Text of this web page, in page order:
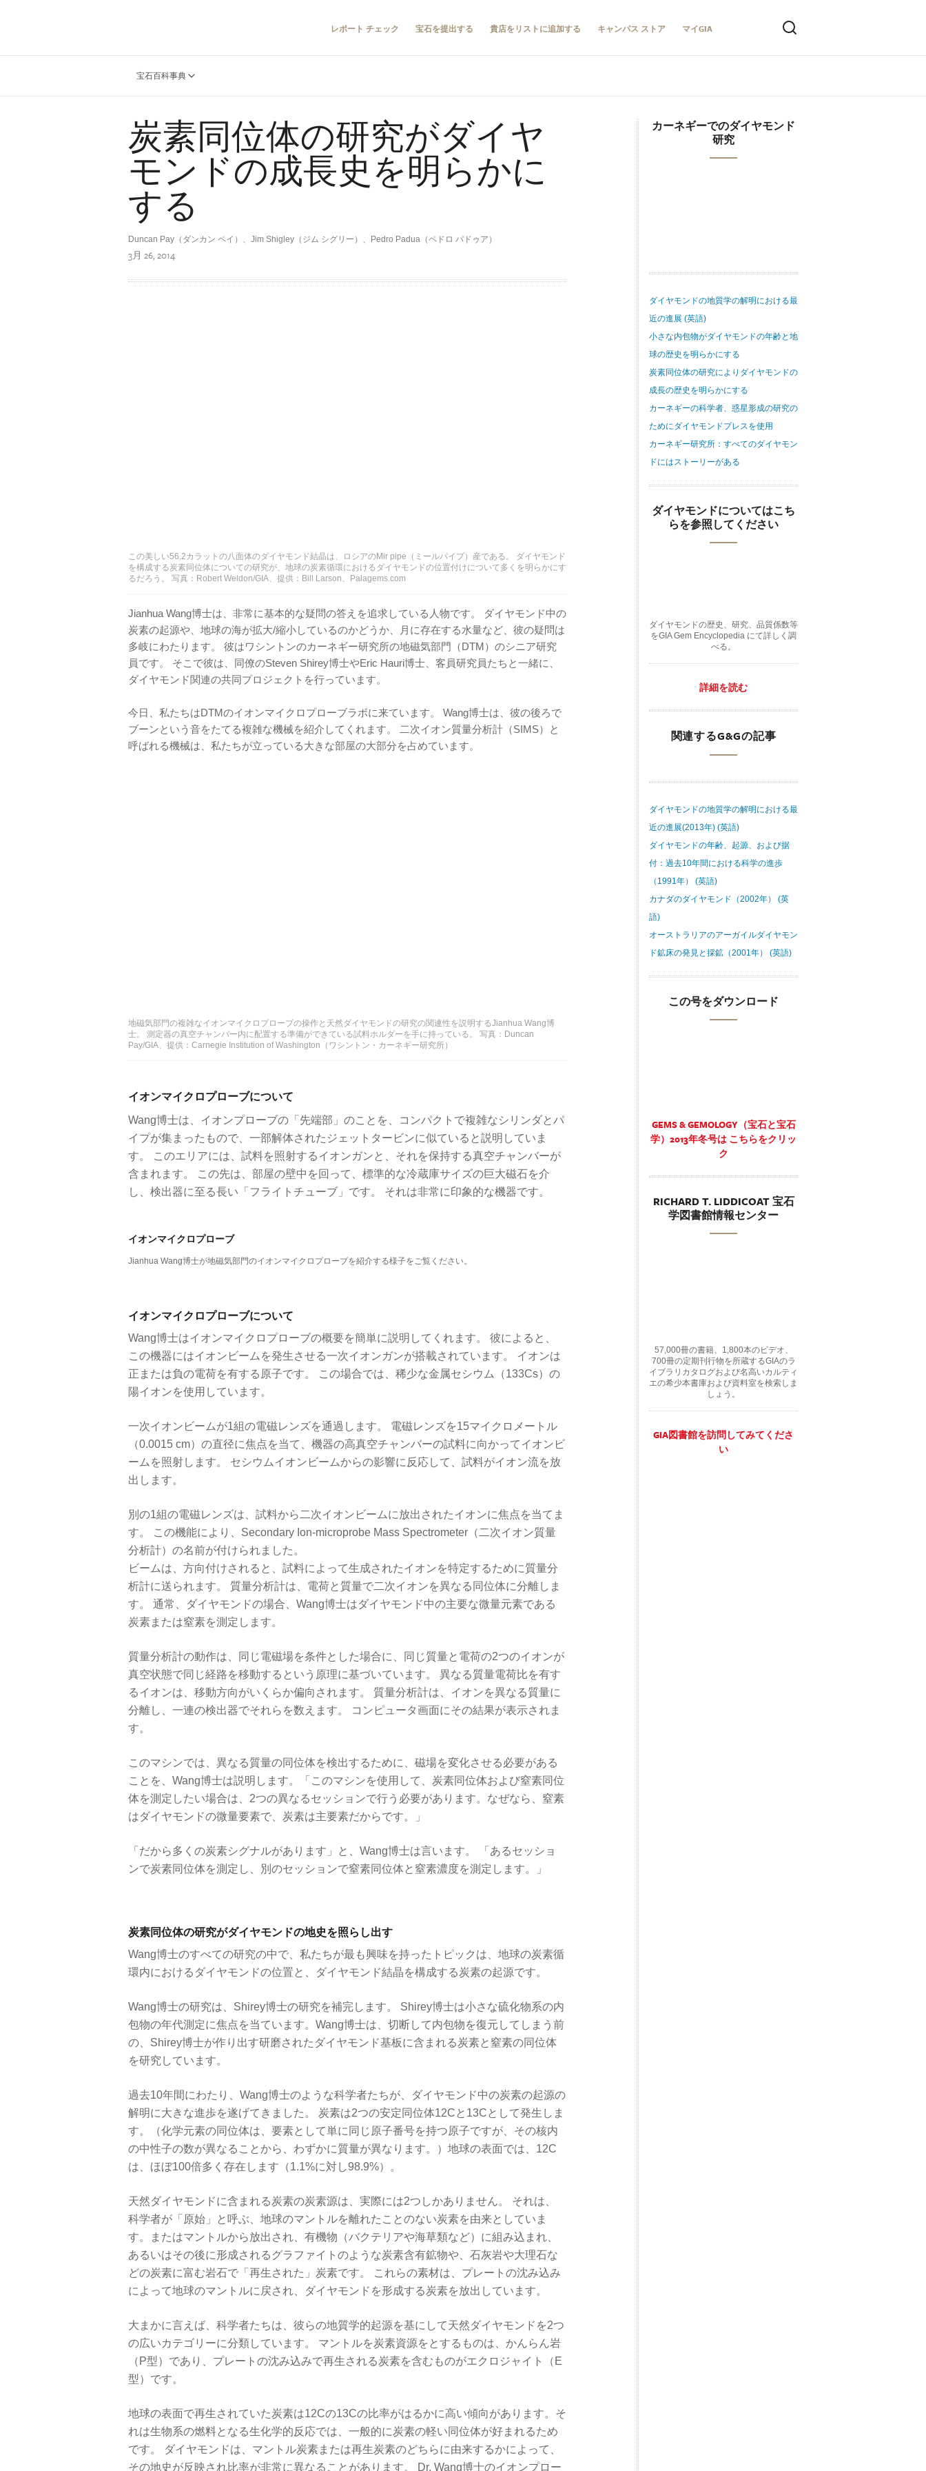
レポート チェック 宝石を提出する 貴店をリストに追加する キャンパス ストア マイGIA
宝石百科事典
炭素同位体の研究がダイヤ
モンドの成長史を明らかに
する
Duncan Pay（ダンカン ペイ）、Jim Shigley（ジム シグリー）、Pedro Padua（ペドロ パドゥア）
3月 26, 2014
この美しい56.2カラットの八面体のダイヤモンド結晶は、ロシアのMir pipe（ミールパイプ）産である。 ダイヤモンド
を構成する炭素同位体についての研究が、地球の炭素循環におけるダイヤモンドの位置付けについて多くを明らかにす
るだろう。 写真：Robert Weldon/GIA、提供：Bill Larson、Palagems.com
Jianhua Wang博士は、非常に基本的な疑問の答えを追求している人物です。 ダイヤモンド中の
炭素の起源や、地球の海が拡大/縮小しているのかどうか、月に存在する水量など、彼の疑問は
多岐にわたります。 彼はワシントンのカーネギー研究所の地磁気部門（DTM）のシニア研究
員です。 そこで彼は、同僚のSteven Shirey博士やEric Hauri博士、客員研究員たちと一緒に、
ダイヤモンド関連の共同プロジェクトを行っています。
今日、私たちはDTMのイオンマイクロプローブラボに来ています。 Wang博士は、彼の後ろで
ブーンという音をたてる複雑な機械を紹介してくれます。 二次イオン質量分析計（SIMS）と
呼ばれる機械は、私たちが立っている大きな部屋の大部分を占めています。
地磁気部門の複雑なイオンマイクロプローブの操作と天然ダイヤモンドの研究の関連性を説明するJianhua Wang博
士。 測定器の真空チャンバー内に配置する準備ができている試料ホルダーを手に持っている。 写真：Duncan
Pay/GIA、提供：Carnegie Institution of Washington（ワシントン・カーネギー研究所）
イオンマイクロプローブについて
Wang博士は、イオンプローブの「先端部」のことを、コンパクトで複雑なシリンダとパ
イプが集まったもので、一部解体されたジェットタービンに似ていると説明していま
す。 このエリアには、試料を照射するイオンガンと、それを保持する真空チャンバーが
含まれます。 この先は、部屋の壁中を回って、標準的な冷蔵庫サイズの巨大磁石を介
し、検出器に至る長い「フライトチューブ」です。 それは非常に印象的な機器です。
イオンマイクロプローブ
Jianhua Wang博士が地磁気部門のイオンマイクロプローブを紹介する様子をご覧ください。
イオンマイクロプローブについて
Wang博士はイオンマイクロプローブの概要を簡単に説明してくれます。 彼によると、
この機器にはイオンビームを発生させる一次イオンガンが搭載されています。 イオンは
正または負の電荷を有する原子です。 この場合では、稀少な金属セシウム（133Cs）の
陽イオンを使用しています。
一次イオンビームが1組の電磁レンズを通過します。 電磁レンズを15マイクロメートル
（0.0015 cm）の直径に焦点を当て、機器の高真空チャンバーの試料に向かってイオンビ
ームを照射します。 セシウムイオンビームからの影響に反応して、試料がイオン流を放
出します。
別の1組の電磁レンズは、試料から二次イオンビームに放出されたイオンに焦点を当てま
す。 この機能により、Secondary Ion-microprobe Mass Spectrometer（二次イオン質量
分析計）の名前が付けられました。
ビームは、方向付けされると、試料によって生成されたイオンを特定するために質量分
析計に送られます。 質量分析計は、電荷と質量で二次イオンを異なる同位体に分離しま
す。 通常、ダイヤモンドの場合、Wang博士はダイヤモンド中の主要な微量元素である
炭素または窒素を測定します。
質量分析計の動作は、同じ電磁場を条件とした場合に、同じ質量と電荷の2つのイオンが
真空状態で同じ経路を移動するという原理に基づいています。 異なる質量電荷比を有す
るイオンは、移動方向がいくらか偏向されます。 質量分析計は、イオンを異なる質量に
分離し、一連の検出器でそれらを数えます。 コンピュータ画面にその結果が表示されま
す。
このマシンでは、異なる質量の同位体を検出するために、磁場を変化させる必要がある
ことを、Wang博士は説明します。「このマシンを使用して、炭素同位体および窒素同位
体を測定したい場合は、2つの異なるセッションで行う必要があります。なぜなら、窒素
はダイヤモンドの微量要素で、炭素は主要素だからです。」
「だから多くの炭素シグナルがあります」と、Wang博士は言います。 「あるセッショ
ンで炭素同位体を測定し、別のセッションで窒素同位体と窒素濃度を測定します。」
炭素同位体の研究がダイヤモンドの地史を照らし出す
Wang博士のすべての研究の中で、私たちが最も興味を持ったトピックは、地球の炭素循
環内におけるダイヤモンドの位置と、ダイヤモンド結晶を構成する炭素の起源です。
Wang博士の研究は、Shirey博士の研究を補完します。 Shirey博士は小さな硫化物系の内
包物の年代測定に焦点を当ています。Wang博士は、切断して内包物を復元してしまう前
の、Shirey博士が作り出す研磨されたダイヤモンド基板に含まれる炭素と窒素の同位体
を研究しています。
過去10年間にわたり、Wang博士のような科学者たちが、ダイヤモンド中の炭素の起源の
解明に大きな進歩を遂げてきました。 炭素は2つの安定同位体12Cと 13Cとして発生しま
す。（化学元素の同位体は、要素として単に同じ原子番号を持つ原子ですが、その核内
の中性子の数が異なることから、わずかに質量が異なります。）地球の表面では、 12C
は、ほぼ100倍多く存在します（1.1%に対し98.9%）。
天然ダイヤモンドに含まれる炭素の炭素源は、実際には2つしかありません。 それは、
科学者が「原始」と呼ぶ、地球のマントルを離れたことのない炭素を由来としていま
す。またはマントルから放出され、有機物（バクテリアや海草類など）に組み込まれ、
あるいはその後に形成されるグラファイトのような炭素含有鉱物や、石灰岩や大理石な
どの炭素に富む岩石で「再生された」炭素です。 これらの素材は、プレートの沈み込み
によって地球のマントルに戻され、ダイヤモンドを形成する炭素を放出しています。
大まかに言えば、科学者たちは、彼らの地質学的起源を基にして天然ダイヤモンドを2つ
の広いカテゴリーに分類しています。 マントルを炭素資源をとするものは、かんらん岩
（P型）であり、プレートの沈み込みで再生される炭素を含むものがエクロジャイト（E
型）です。
地球の表面で再生されていた炭素は12Cの13Cの比率がはるかに高い傾向があります。そ
れは生物系の燃料となる生化学的反応では、一般的に炭素の軽い同位体が好まれるため
です。 ダイヤモンドは、マントル炭素または再生炭素のどちらに由来するかによって、
その地史が反映され比率が非常に異なることがあります。 Dr. Wang博士のイオンプロー
カーネギーでのダイヤモンド
研究
ダイヤモンドの地質学の解明における最
近の進展 (英語)
小さな内包物がダイヤモンドの年齢と地
球の歴史を明らかにする
炭素同位体の研究によりダイヤモンドの
成長の歴史を明らかにする
カーネギーの科学者、惑星形成の研究の
ためにダイヤモンドプレスを使用
カーネギー研究所：すべてのダイヤモン
ドにはストーリーがある
ダイヤモンドについてはこち
らを参照してください
ダイヤモンドの歴史、研究、品質係数等
をGIA Gem Encyclopedia にて詳しく調
べる。
詳細を読む
関連するG&Gの記事
ダイヤモンドの地質学の解明における最
近の進展(2013年) (英語)
ダイヤモンドの年齢、起源、および据
付：過去10年間における科学の進歩
（1991年） (英語)
カナダのダイヤモンド（2002年） (英
語)
オーストラリアのアーガイルダイヤモン
ド鉱床の発見と採鉱（2001年） (英語)
この号をダウンロード
GEMS & GEMOLOGY（宝石と宝石
学）2013年冬号は こちらをクリッ
ク
RICHARD T. LIDDICOAT 宝石
学図書館情報センター
57,000冊の書籍、1,800本のビデオ、
700冊の定期刊行物を所蔵するGIAのラ
イブラリカタログおよび名高いカルティ
エの希少本書庫および資料室を検索しま
しょう。
GIA図書館を訪問してみてくださ
い